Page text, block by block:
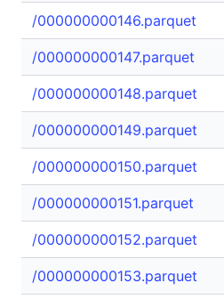
/000000000146.parquet
/000000000147.parquet
/000000000148.parquet
/000000000149.parquet
/000000000150.parquet
/000000000151.parquet
/000000000152.parquet
/000000000153.parquet